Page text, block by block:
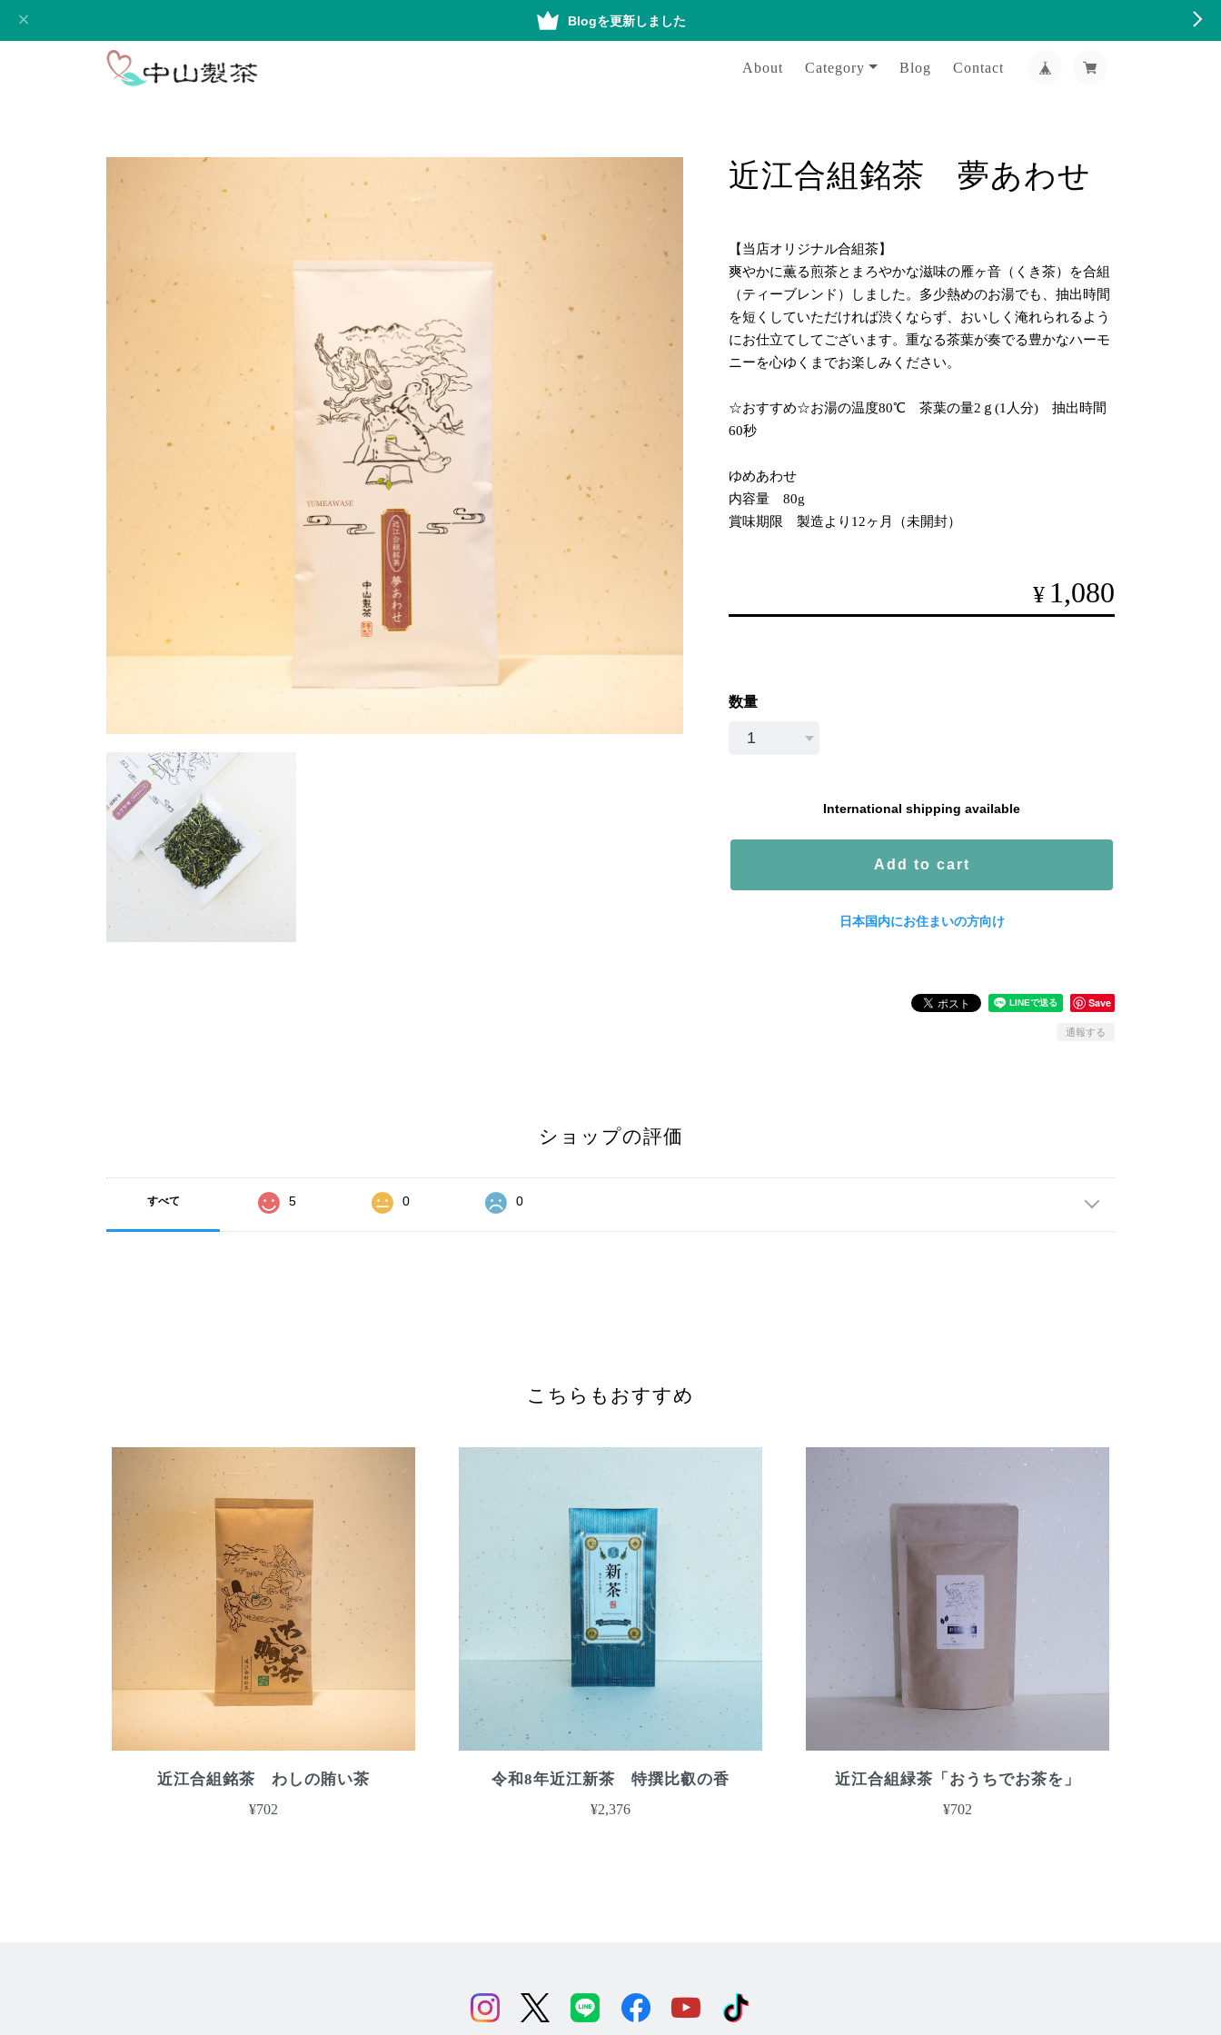
Blogを更新しました
About Category Blog Contact
近江合組銘茶 夢あわせ
【当店オリジナル合組茶】
爽やかに薫る煎茶とまろやかな滋味の雁ヶ音（くき茶）を合組
（ティーブレンド）しました。多少熱めのお湯でも、抽出時間
を短くしていただければ渋くならず、おいしく淹れられるよう
にお仕立てしてございます。重なる茶葉が奏でる豊かなハーモ
ニーを心ゆくまでお楽しみください。
☆おすすめ☆お湯の温度80℃ 茶葉の量2ｇ(1人分) 抽出時間
60秒
ゆめあわせ
内容量 80g
賞味期限 製造より12ヶ月（未開封）
¥ 1,080
数量
International shipping available
Add to cart
日本国内にお住まいの方向け
Save
通報する
ショップの評価
すべて 5 0 0
こちらもおすすめ
近江合組銘茶 わしの賄い茶
¥702
令和8年近江新茶 特撰比叡の香
¥2,376
近江合組緑茶「おうちでお茶を」
¥702